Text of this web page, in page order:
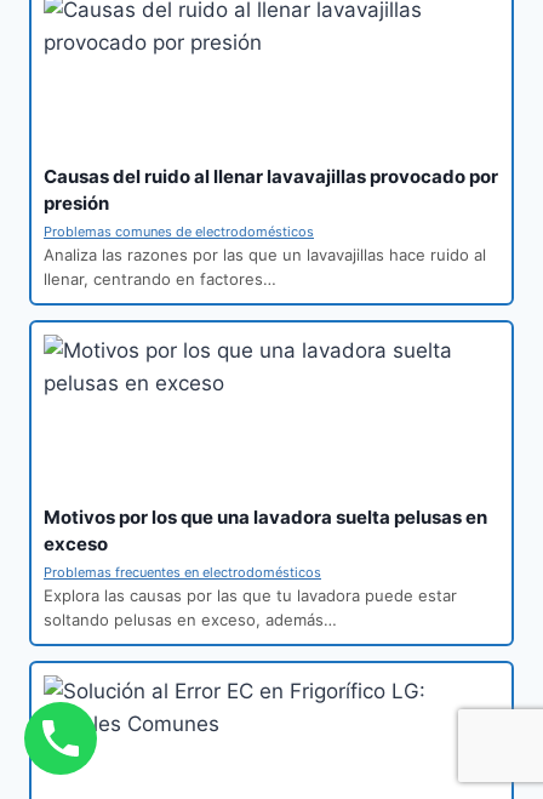
Causas del ruido al llenar lavavajillas provocado por
presión
Problemas comunes de electrodomésticos
Analiza las razones por las que un lavavajillas hace ruido al
llenar, centrando en factores…
Motivos por los que una lavadora suelta pelusas en
exceso
Problemas frecuentes en electrodomésticos
Explora las causas por las que tu lavadora puede estar
soltando pelusas en exceso, además…